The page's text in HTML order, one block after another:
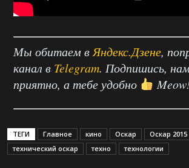
Мы обитаем в Яндекс.Дзене,
канал в Telegram. Подпишись,
приятно, а тебе удобно
ТЕГИ Главное кино Оскар Оскар 2015
технический оскар
техно технологии